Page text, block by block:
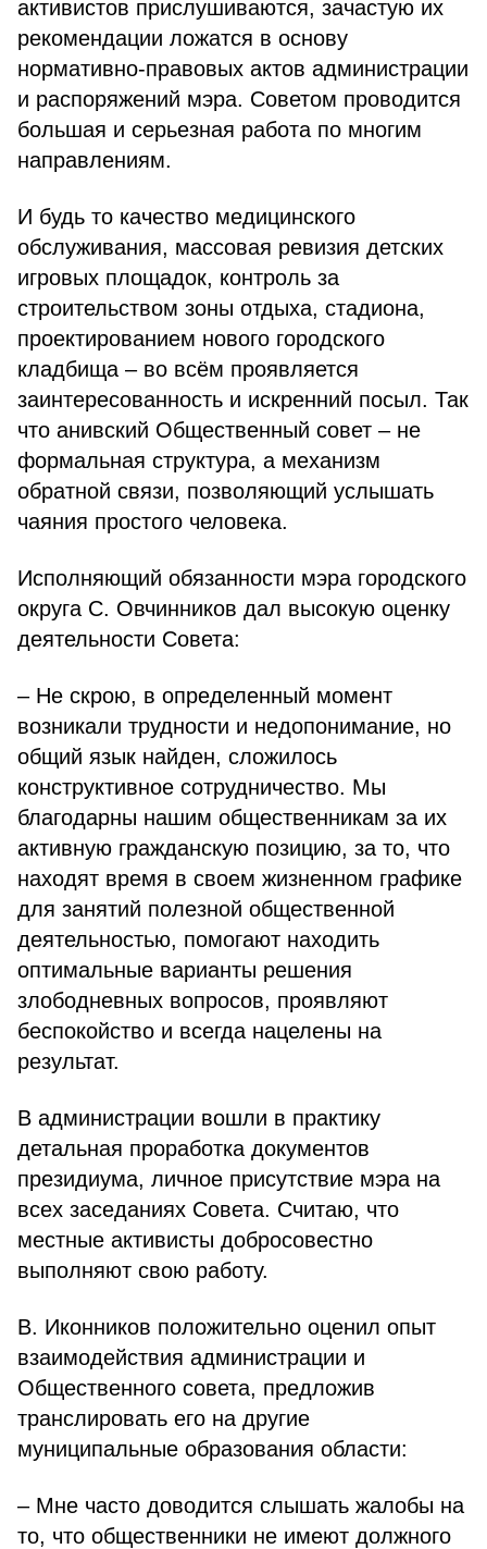
активистов прислушиваются, зачастую их
рекомендации ложатся в основу
нормативно-правовых актов администрации
и распоряжений мэра. Советом проводится
большая и серьезная работа по многим
направлениям.
И будь то качество медицинского
обслуживания, массовая ревизия детских
игровых площадок, контроль за
строительством зоны отдыха, стадиона,
проектированием нового городского
кладбища – во всём проявляется
заинтересованность и искренний посыл. Так
что анивский Общественный совет – не
формальная структура, а механизм
обратной связи, позволяющий услышать
чаяния простого человека.
Исполняющий обязанности мэра городского
округа С. Овчинников дал высокую оценку
деятельности Совета:
– Не скрою, в определенный момент
возникали трудности и недопонимание, но
общий язык найден, сложилось
конструктивное сотрудничество. Мы
благодарны нашим общественникам за их
активную гражданскую позицию, за то, что
находят время в своем жизненном графике
для занятий полезной общественной
деятельностью, помогают находить
оптимальные варианты решения
злободневных вопросов, проявляют
беспокойство и всегда нацелены на
результат.
В администрации вошли в практику
детальная проработка документов
президиума, личное присутствие мэра на
всех заседаниях Совета. Считаю, что
местные активисты добросовестно
выполняют свою работу.
В. Иконников положительно оценил опыт
взаимодействия администрации и
Общественного совета, предложив
транслировать его на другие
муниципальные образования области:
– Мне часто доводится слышать жалобы на
то, что общественники не имеют должного